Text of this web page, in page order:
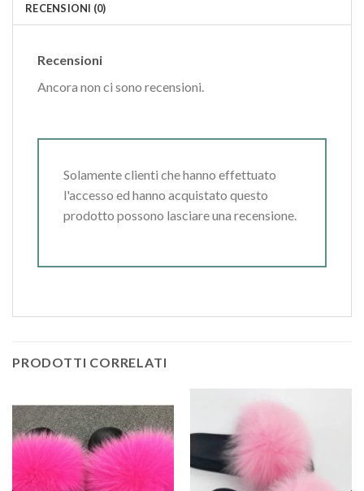
RECENSIONI (0)
Recensioni
Ancora non ci sono recensioni.
Solamente clienti che hanno effettuato
l'accesso ed hanno acquistato questo
prodotto possono lasciare una recensione.
PRODOTTI CORRELATI